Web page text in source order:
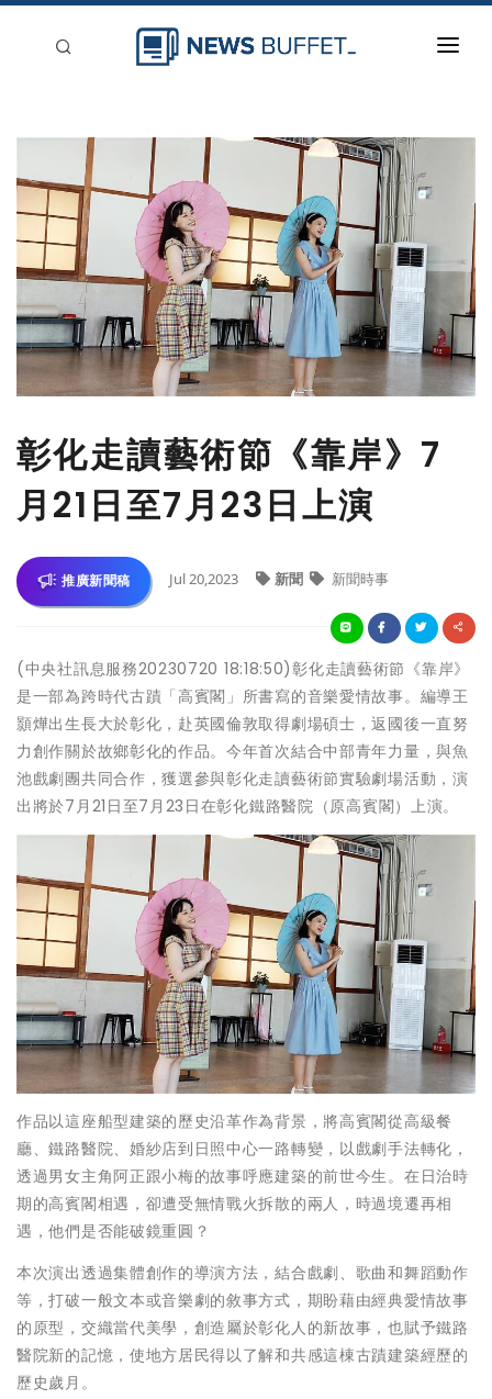
新聞稿分類
登入
刊登
彰化走讀藝術節《靠岸》7
月21日至7月23日上演
推廣新聞稿 Jul 20,2023 新聞 新聞時事
(中央社訊息服務20230720 18:18:50)彰化走讀藝術節《靠岸》
是一部為跨時代古蹟「高賓閣」所書寫的音樂愛情故事。編導王
顥燁出生長大於彰化，赴英國倫敦取得劇場碩士，返國後一直努
力創作關於故鄉彰化的作品。今年首次結合中部青年力量，與魚
池戲劇團共同合作，獲選參與彰化走讀藝術節實驗劇場活動，演
出將於7月21日至7月23日在彰化鐵路醫院（原高賓閣）上演。
作品以這座船型建築的歷史沿革作為背景，將高賓閣從高級餐
廳、鐵路醫院、婚紗店到日照中心一路轉變，以戲劇手法轉化，
透過男女主角阿正跟小梅的故事呼應建築的前世今生。在日治時
期的高賓閣相遇，卻遭受無情戰火拆散的兩人，時過境遷再相
遇，他們是否能破鏡重圓？
本次演出透過集體創作的導演方法，結合戲劇、歌曲和舞蹈動作
等，打破一般文本或音樂劇的敘事方式，期盼藉由經典愛情故事
的原型，交織當代美學，創造屬於彰化人的新故事，也賦予鐵路
醫院新的記憶，使地方居民得以了解和共感這棟古蹟建築經歷的
歷史歲月。